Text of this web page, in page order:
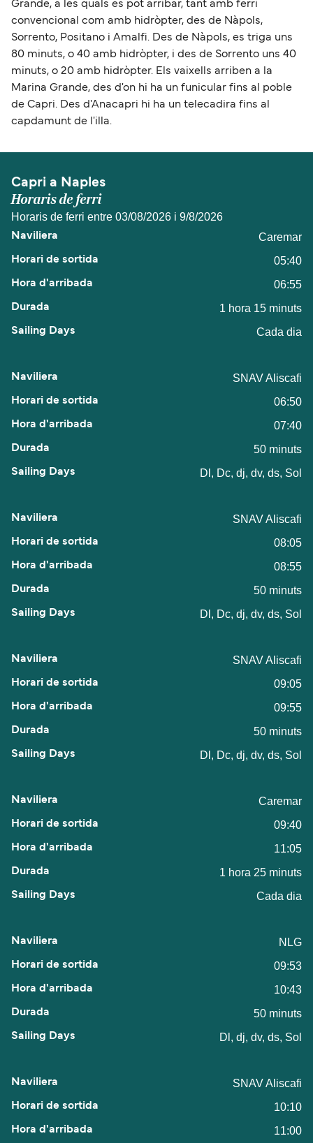
Grande, a les quals es pot arribar, tant amb ferri
convencional com amb hidròpter, des de Nàpols,
Sorrento, Positano i Amalfi. Des de Nàpols, es triga uns
80 minuts, o 40 amb hidròpter, i des de Sorrento uns 40
minuts, o 20 amb hidròpter. Els vaixells arriben a la
Marina Grande, des d'on hi ha un funicular fins al poble
de Capri. Des d'Anacapri hi ha un telecadira fins al
capdamunt de l'illa.
Capri a Naples
Horaris de ferri
Horaris de ferri entre 03/08/2026 i 9/8/2026
Caremar
05:40
06:55
1 hora 15 minuts
Cada dia
SNAV Aliscafi
06:50
07:40
50 minuts
Dl, Dc, dj, dv, ds, Sol
SNAV Aliscafi
08:05
08:55
50 minuts
Dl, Dc, dj, dv, ds, Sol
SNAV Aliscafi
09:05
09:55
50 minuts
Dl, Dc, dj, dv, ds, Sol
Caremar
09:40
11:05
1 hora 25 minuts
Cada dia
NLG
09:53
10:43
50 minuts
Dl, dj, dv, ds, Sol
SNAV Aliscafi
10:10
11:00